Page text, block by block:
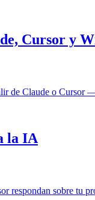
Cursor y
de Claude o Cursor
la IA
respondan sobre tu